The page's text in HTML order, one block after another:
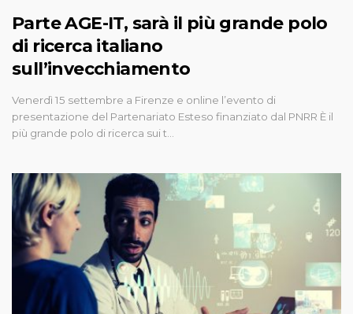
Parte AGE-IT, sarà il più grande polo
di ricerca italiano
sull’invecchiamento
Venerdì 15 settembre a Firenze e online l’evento di
presentazione del Partenariato Esteso finanziato dal PNRR È il
più grande polo di ricerca sui t…